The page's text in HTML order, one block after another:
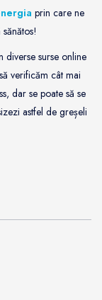
prin care ne
diverse surse online
verificăm cât mai
dar se poate să se
astfel de greșeli